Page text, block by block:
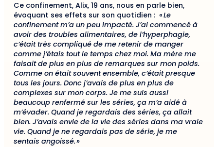
Ce confinement, Alix, 19 ans, nous en parle bien,
évoquant ses effets sur son quotidien : «Le
confinement m’a un peu impacté. J’ai commencé à
avoir des troubles alimentaires, de l’hyperphagie,
c’était très compliqué de me retenir de manger
comme j’étais tout le temps chez moi. Ma mère me
faisait de plus en plus de remarques sur mon poids.
Comme on était souvent ensemble, c’était presque
tous les jours. Donc j’avais de plus en plus de
complexes sur mon corps. Je me suis aussi
beaucoup renfermé sur les séries, ça m’a aidé à
m’évader. Quand je regardais des séries, ça allait
bien. J’avais envie de la vie des séries dans ma vraie
vie. Quand je ne regardais pas de série, je me
sentais angoissé.»